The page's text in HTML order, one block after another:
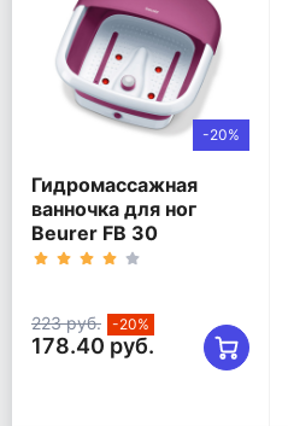
-20%
Гидромассажная
ванночка для ног
Beurer FB 30
223 руб. -20%
178.40 руб.